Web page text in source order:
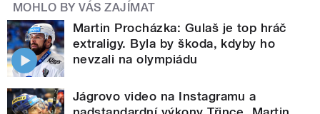
MOHLO BY VÁS ZAJÍMAT
Martin Procházka: Gulaš je top hráč
extraligy. Byla by škoda, kdyby ho
nevzali na olympiádu
Jágrovo video na Instagramu a